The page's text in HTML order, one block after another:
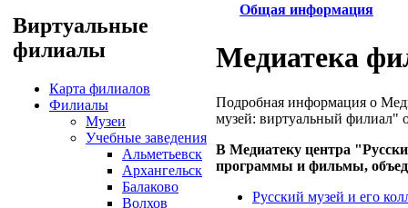
Виртуальные
филиалы
Карта филиалов
Филиалы
Музеи
Учебные заведения
Альметьевск
Архангельск
Балаково
Волхов
Общая информация
Медиатека
Подробная информация о
музей: виртуальный филиал"
В Медиатеку центра
программы и фильмы,
Русский музей и его